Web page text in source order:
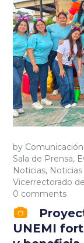
by
Sala de Prensa,
Noticias,
Vicerrectorado
0 comments
UNEMI